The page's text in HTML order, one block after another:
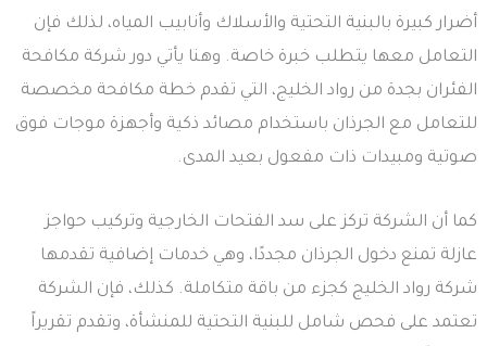
أضرار كبيرة بالبنية التحتية والأسلاك وأنابيب المياه، لذلك فإن
التعامل معها يتطلب خبرة خاصة. وهنا يأتي دور شركة مكافحة
الفئران بجدة من رواد الخليج، التي تقدم خطة مكافحة مخصصة
للتعامل مع الجرذان باستخدام مصائد ذكية وأجهزة موجات فوق
صوتية ومبيدات ذات مفعول بعيد المدى.
كما أن الشركة تركز على سد الفتحات الخارجية وتركيب حواجز
عازلة تمنع دخول الجرذان مجددًا، وهي خدمات إضافية تقدمها
شركة رواد الخليج كجزء من باقة متكاملة. كذلك، فإن الشركة
تعتمد على فحص شامل للبنية التحتية للمنشأة، وتقدم تقريراً